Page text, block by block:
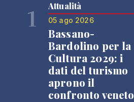
1 Attualità
05 ago 2026
Bassano-
Bardolino per la
Cultura 2029: i
dati del turismo
aprono il
confronto veneto